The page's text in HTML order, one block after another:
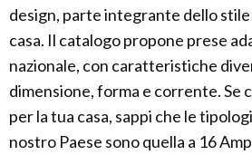
design, parte integrante dello
casa. Il catalogo propone prese
nazionale, con caratteristiche
dimensione, forma e corrente. Se
per la tua casa, sappi che le
nostro Paese sono quella a 16